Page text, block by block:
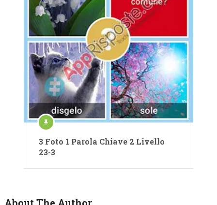
3 Foto 1 Parola Chiave 2 Livello
23-3
About The Author